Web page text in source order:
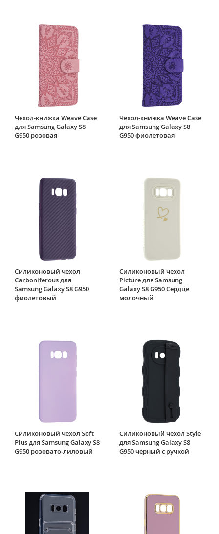
Чехол-книжка Weave Case
для Samsung Galaxy S8
G950 розовая
Чехол-книжка Weave Case
для Samsung Galaxy S8
G950 фиолетовая
Силиконовый чехол
Carboniferous для
Samsung Galaxy S8 G950
фиолетовый
Силиконовый чехол
Picture для Samsung
Galaxy S8 G950 Сердце
молочный
Силиконовый чехол Soft
Plus для Samsung Galaxy S8
G950 розовато-лиловый
Силиконовый чехол Style
для Samsung Galaxy S8
G950 черный с ручкой